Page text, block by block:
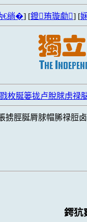
€绱�] [鐙珛璇勮] [
枚脠篓拢卢脫脙虏禄
掳脛脠脣脙帽脪禄脰
鍔